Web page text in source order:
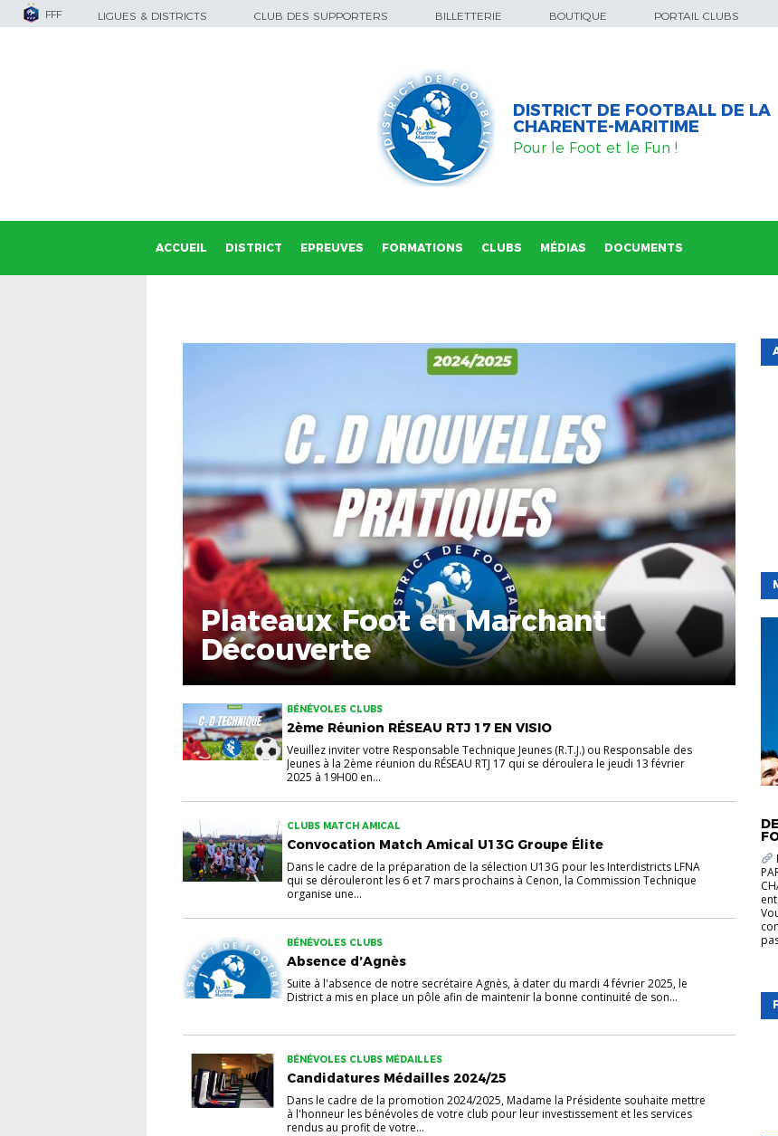
FFF LIGUES & DISTRICTS CLUB DES SUPPORTERS BILLETTERIE BOUTIQUE PORTAIL CLUBS
DISTRICT DE FOOTBALL DE LA
CHARENTE-MARITIME
Pour le Foot et le Fun !
ACCUEIL DISTRICT EPREUVES FORMATIONS CLUBS MÉDIAS DOCUMENTS
Plateaux Foot en Marchant
Découverte
BÉNÉVOLES CLUBS
2ème Réunion RÉSEAU RTJ 17 EN VISIO
Veuillez inviter votre Responsable Technique Jeunes (R.T.J.) ou Responsable des
Jeunes à la 2ème réunion du RÉSEAU RTJ 17 qui se déroulera le jeudi 13 février
2025 à 19H00 en...
CLUBS MATCH AMICAL
Convocation Match Amical U13G Groupe Élite
Dans le cadre de la préparation de la sélection U13G pour les Interdistricts LFNA
qui se dérouleront les 6 et 7 mars prochains à Cenon, la Commission Technique
organise une...
BÉNÉVOLES CLUBS
Absence d’Agnès
Suite à l'absence de notre secrétaire Agnès, à dater du mardi 4 février 2025, le
District a mis en place un pôle afin de maintenir la bonne continuité de son...
BÉNÉVOLES CLUBS MÉDAILLES
Candidatures Médailles 2024/25
Dans le cadre de la promotion 2024/2025, Madame la Présidente souhaite mettre
à l'honneur les bénévoles de votre club pour leur investissement et les services
rendus au profit de votre...